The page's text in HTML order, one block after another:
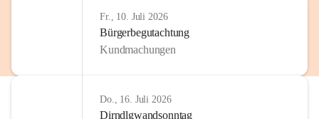
Fr., 10. Juli 2026
Bürgerbegutachtung
Kundmachungen
Do., 16. Juli 2026
Dirndlgwandsonntag